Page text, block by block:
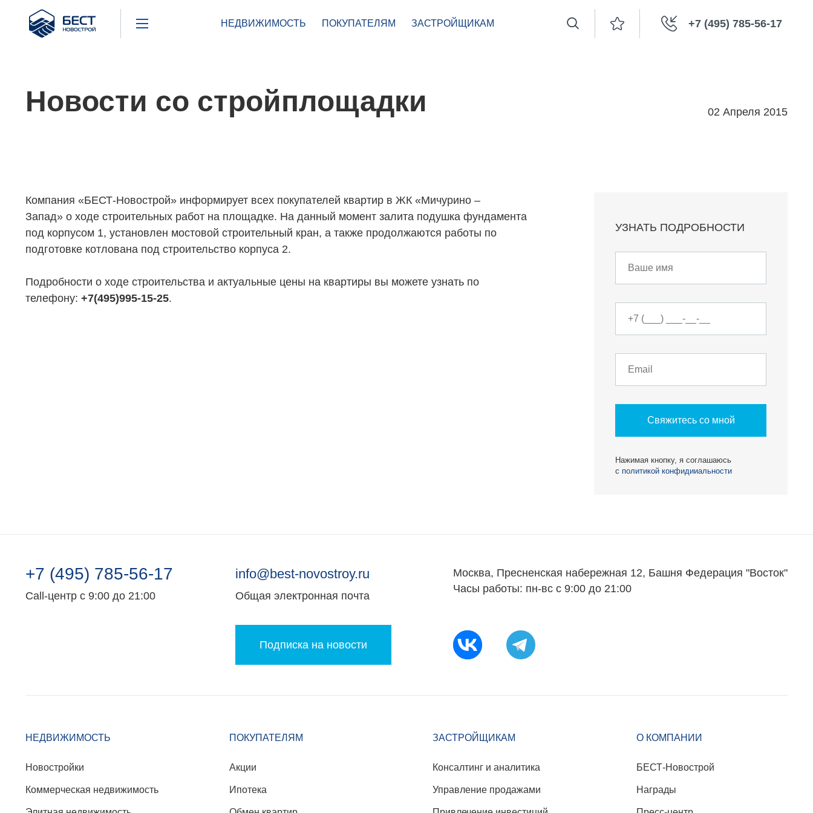
Бест
Новострой
НЕДВИЖИМОСТЬ ПОКУПАТЕЛЯМ ЗАСТРОЙЩИКАМ +7 (495) 785-56-17
О КОМПАНИИ
БЕСТ-Новострой
Награды
Контакты
Новости со стройплощадки 02 Апреля 2015
Компания «БЕСТ-Новострой» информирует всех покупателей квартир в ЖК «Мичурино –
Запад» о ходе строительных работ на площадке. На данный момент залита подушка фундамента
под корпусом 1, установлен мостовой строительный кран, а также продолжаются работы по
подготовке котлована под строительство корпуса 2.
Подробности о ходе строительства и актуальные цены на квартиры вы можете узнать по
телефону: +7(495)995-15-25.
УЗНАТЬ ПОДРОБНОСТИ
Свяжитесь со мной
Нажимая кнопку, я соглашаюсь
с политикой конфидииальности
+7 (495) 785-56-17
Call-центр с 9:00 до 21:00
info@best-novostroy.ru
Общая электронная почта
Подписка на новости
Москва, Пресненская набережная 12, Башня Федерация "Восток"
Часы работы: пн-вс с 9:00 до 21:00
НЕДВИЖИМОСТЬ
Новостройки
Коммерческая недвижимость
ПОКУПАТЕЛЯМ
Акции
Ипотека
ЗАСТРОЙЩИКАМ
Консалтинг и аналитика
Управление продажами
О КОМПАНИИ
БЕСТ-Новострой
Награды